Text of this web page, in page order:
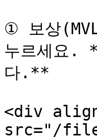
① 보상
누르세요.
다.**
<div
src="/